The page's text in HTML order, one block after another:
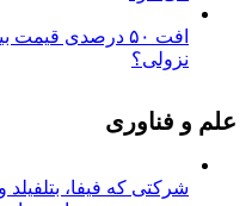
افت ۵۰ درصدی
نزولی؟
علم و فناوری
شرکتی که فیفا، بتلفیلد